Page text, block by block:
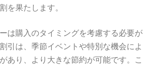
を果たします。
は購入のタイミングを考慮する必要が
引は、季節イベントや特別な機会によ
あり、より大きな節約が可能です。こ